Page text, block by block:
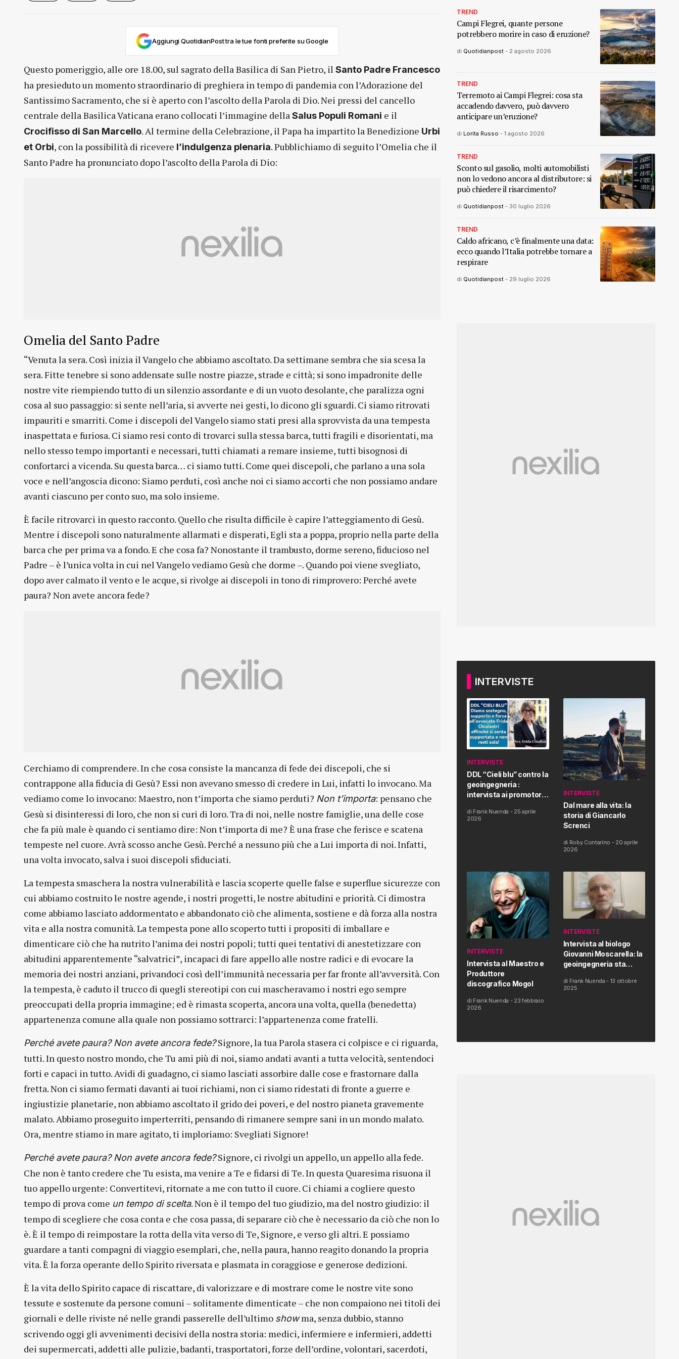
Aggiungi QuotidianPost tra le tue fonti preferite su Google
Questo pomeriggio, alle ore 18.00, sul sagrato della Basilica di San Pietro, il Santo Padre Francesco
ha presieduto un momento straordinario di preghiera in tempo di pandemia con l’Adorazione del
Santissimo Sacramento, che si è aperto con l’ascolto della Parola di Dio. Nei pressi del cancello
centrale della Basilica Vaticana erano collocati l’immagine dellaSalus Populi Romani e il
Crocifisso di San Marcello. Al termine della Celebrazione, il Papa ha impartito la Benedizione Urbi
et Orbi, con la possibilità di ricevere l’indulgenza plenaria. Pubblichiamo di seguito l’Omelia che il
Santo Padre ha pronunciato dopo l’ascolto della Parola di Dio:
Omelia del Santo Padre
“Venuta la sera. Così inizia il Vangelo che abbiamo ascoltato. Da settimane sembra che sia scesa la
sera. Fitte tenebre si sono addensate sulle nostre piazze, strade e città; si sono impadronite delle
nostre vite riempiendo tutto di un silenzio assordante e di un vuoto desolante, che paralizza ogni
cosa al suo passaggio: si sente nell’aria, si avverte nei gesti, lo dicono gli sguardi. Ci siamo ritrovati
impauriti e smarriti. Come i discepoli del Vangelo siamo stati presi alla sprovvista da una tempesta
inaspettata e furiosa. Ci siamo resi conto di trovarci sulla stessa barca, tutti fragili e disorientati, ma
nello stesso tempo importanti e necessari, tutti chiamati a remare insieme, tutti bisognosi di
confortarci a vicenda. Su questa barca… ci siamo tutti. Come quei discepoli, che parlano a una sola
voce e nell’angoscia dicono: Siamo perduti, così anche noi ci siamo accorti che non possiamo andare
avanti ciascuno per conto suo, ma solo insieme.
È facile ritrovarci in questo racconto. Quello che risulta difficile è capire l’atteggiamento di Gesù.
Mentre i discepoli sono naturalmente allarmati e disperati, Egli sta a poppa, proprio nella parte della
barca che per prima va a fondo. E che cosa fa? Nonostante il trambusto, dorme sereno, fiducioso nel
Padre – è l’unica volta in cui nel Vangelo vediamo Gesù che dorme –. Quando poi viene svegliato,
dopo aver calmato il vento e le acque, si rivolge ai discepoli in tono di rimprovero: Perché avete
paura? Non avete ancora fede?
Cerchiamo di comprendere. In che cosa consiste la mancanza di fede dei discepoli, che si
contrappone alla fiducia di Gesù? Essi non avevano smesso di credere in Lui, infatti lo invocano. Ma
vediamo come lo invocano: Maestro, non t’importa che siamo perduti? Non t’importa: pensano che
Gesù si disinteressi di loro, che non si curi di loro. Tra di noi, nelle nostre famiglie, una delle cose
che fa più male è quando ci sentiamo dire: Non t’importa di me? È una frase che ferisce e scatena
tempeste nel cuore. Avrà scosso anche Gesù. Perché a nessuno più che a Lui importa di noi. Infatti,
una volta invocato, salva i suoi discepoli sfiduciati.
La tempesta smaschera la nostra vulnerabilità e lascia scoperte quelle false e superflue sicurezze con
cui abbiamo costruito le nostre agende, i nostri progetti, le nostre abitudini e priorità. Ci dimostra
come abbiamo lasciato addormentato e abbandonato ciò che alimenta, sostiene e dà forza alla nostra
vita e alla nostra comunità. La tempesta pone allo scoperto tutti i propositi di imballare e
dimenticare ciò che ha nutrito l’anima dei nostri popoli; tutti quei tentativi di anestetizzare con
abitudini apparentemente “salvatrici”, incapaci di fare appello alle nostre radici e di evocare la
memoria dei nostri anziani, privandoci così dell’immunità necessaria per far fronte all’avversità. Con
la tempesta, è caduto il trucco di quegli stereotipi con cui mascheravamo i nostri ego sempre
preoccupati della propria immagine; ed è rimasta scoperta, ancora una volta, quella (benedetta)
appartenenza comune alla quale non possiamo sottrarci: l’appartenenza come fratelli.
Perché avete paura? Non avete ancora fede?Signore, la tua Parola stasera ci colpisce e ci riguarda,
tutti. In questo nostro mondo, che Tu ami più di noi, siamo andati avanti a tutta velocità, sentendoci
forti e capaci in tutto. Avidi di guadagno, ci siamo lasciati assorbire dalle cose e frastornare dalla
fretta. Non ci siamo fermati davanti ai tuoi richiami, non ci siamo ridestati di fronte a guerre e
ingiustizie planetarie, non abbiamo ascoltato il grido dei poveri, e del nostro pianeta gravemente
malato. Abbiamo proseguito imperterriti, pensando di rimanere sempre sani in un mondo malato.
Ora, mentre stiamo in mare agitato, ti imploriamo: Svegliati Signore!
Perché avete paura? Non avete ancora fede?Signore, ci rivolgi un appello, un appello alla fede.
Che non è tanto credere che Tu esista, ma venire a Te e fidarsi di Te. In questa Quaresima risuona il
tuo appello urgente: Convertitevi, ritornate a me con tutto il cuore. Ci chiami a cogliere questo
tempo di prova come un tempo di scelta. Non è il tempo del tuo giudizio, ma del nostro giudizio: il
tempo di scegliere che cosa conta e che cosa passa, di separare ciò che è necessario da ciò che non lo
è. È il tempo di reimpostare la rotta della vita verso di Te, Signore, e verso gli altri. E possiamo
guardare a tanti compagni di viaggio esemplari, che, nella paura, hanno reagito donando la propria
vita. È la forza operante dello Spirito riversata e plasmata in coraggiose e generose dedizioni.
È la vita dello Spirito capace di riscattare, di valorizzare e di mostrare come le nostre vite sono
tessute e sostenute da persone comuni – solitamente dimenticate – che non compaiono nei titoli dei
giornali e delle riviste né nelle grandi passerelle dell’ultimo showma, senza dubbio, stanno
scrivendo oggi gli avvenimenti decisivi della nostra storia: medici, infermiere e infermieri, addetti
dei supermercati, addetti alle pulizie, badanti, trasportatori, forze dell’ordine, volontari, sacerdoti,
TREND
Campi Flegrei, quante persone
potrebbero morire in caso di eruzione?
di Quotidianpost - 2 agosto 2026
TREND
Terremoto ai Campi Flegrei: cosa sta
accadendo davvero, può davvero
anticipare un’eruzione?
di Lorita Russo - 1 agosto 2026
TREND
Sconto sul gasolio, molti automobilisti
non lo vedono ancora al distributore: si
può chiedere il risarcimento?
di Quotidianpost - 30 luglio 2026
TREND
Caldo africano, c’è finalmente una data:
ecco quando l’Italia potrebbe tornare a
respirare
di Quotidianpost - 29 luglio 2026
INTERVISTE
INTERVISTE
DDL “Cieli blu” contro la
geoingegneria :
intervista ai promotori
Proposta di Legge
di Frank Nuenda - 25 aprile
2026
INTERVISTE
Dal mare alla vita: la
storia di Giancarlo
Screnci
di Roby Contarino - 20 aprile
2026
INTERVISTE
Intervista al Maestro e
Produttore
discografico Mogol
di Frank Nuenda - 23 febbraio
2026
INTERVISTE
Intervista al biologo
Giovanni Moscarella: la
geoingegneria sta
salute dell’uomo
di Frank Nuenda - 13 ottobre
2025